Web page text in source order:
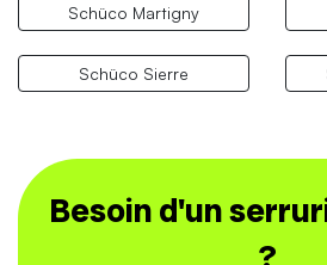
Schüco Martigny
Schüco Sierre
Besoin d'un